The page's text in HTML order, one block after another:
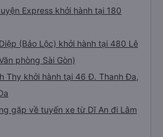
Express khởi hành tại 180
(Bảo Lộc) khởi hành tại 480 Lê
phòng Sài Gòn)
Thy khởi hành tại 46 Đ. Thanh Đa,
gặp về tuyến xe từ Dĩ An đi Lâm